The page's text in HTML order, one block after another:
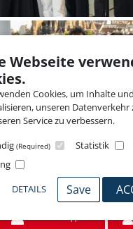
Webseite
Cookies, um Inhalte
unseren Datenverkehr
Service zu verbessern.
(Required)
Statistik
DETAILS
Save